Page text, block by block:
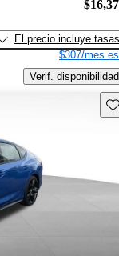
El precio incluye tasas
$307/mes
Verif. disponibilidad